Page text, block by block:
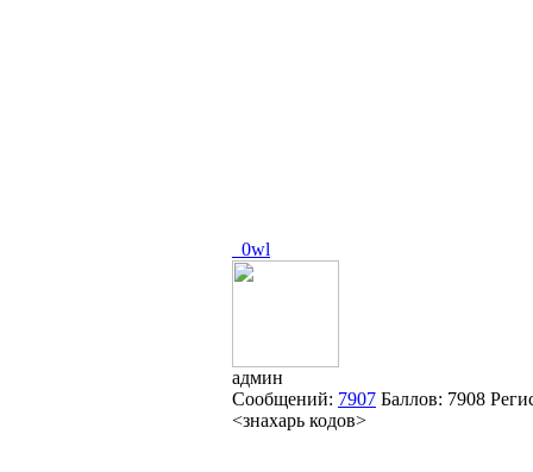
_0wl
админ
Сообщений: 7907 Баллов: 7908
<знахарь кодов>